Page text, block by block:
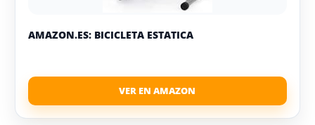
AMAZON.ES: BICICLETA ESTATICA